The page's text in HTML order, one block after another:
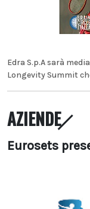
Edra S.p.A sarà
Longevity Summit
AZIENDE
Eurosets